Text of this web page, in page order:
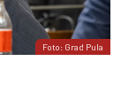
Foto: Grad Pula